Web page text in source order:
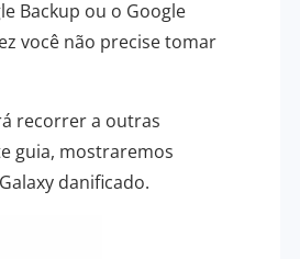
Backup ou o Google
você não precise tomar
recorrer a outras
guia, mostraremos
danificado.